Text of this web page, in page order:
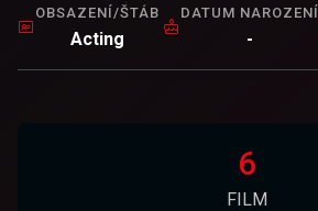
OBSAZENÍ/ŠTÁB
Acting
DATUM NAROZENÍ
-
6
FILM